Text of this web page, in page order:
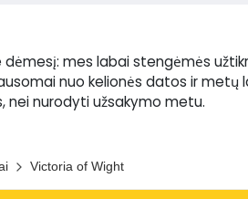
dėmesį: mes labai stengėmės
nuo kelionės datos ir
nei nurodyti užsakymo metu.
Victoria of Wight